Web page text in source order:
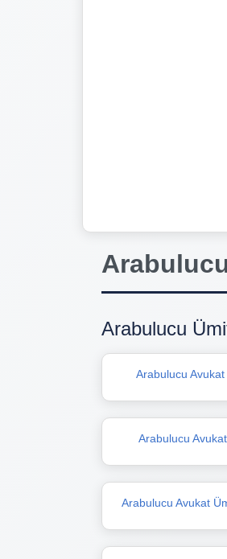
Arabulucu
Arabulucu
Arabulucu
Arabulucu Avukat